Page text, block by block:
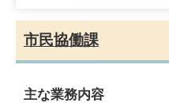
市民協働課
主な業務内容